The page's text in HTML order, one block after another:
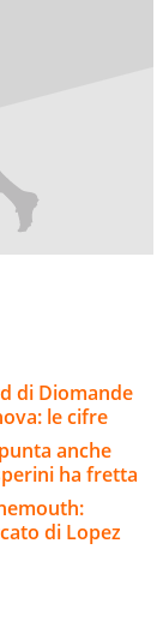
di Diomande
le cifre
anche
ha fretta
di Lopez